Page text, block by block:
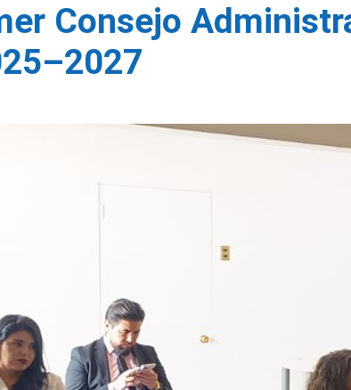
Consejo